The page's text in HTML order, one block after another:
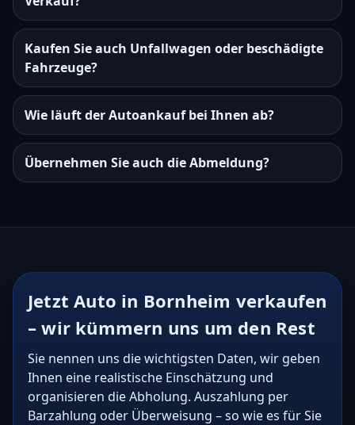
Kaufen Sie auch Unfallwagen oder beschädigte
Fahrzeuge?
Wie läuft der Autoankauf bei Ihnen ab?
Übernehmen Sie auch die Abmeldung?
Jetzt Auto in Bornheim verkaufen
– wir kümmern uns um den Rest
Sie nennen uns die wichtigsten Daten, wir geben
Ihnen eine realistische Einschätzung und
organisieren die Abholung. Auszahlung per
Barzahlung oder Überweisung – so wie es für Sie